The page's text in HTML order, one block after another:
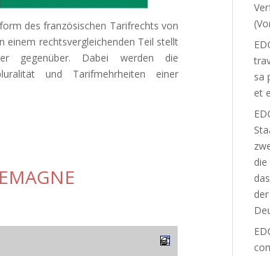
des französischen Tarifrechts von
einem rechtsvergleichenden Teil stellt
gegenüber. Dabei werden die
und Tarifmehrheiten einer
sa
et